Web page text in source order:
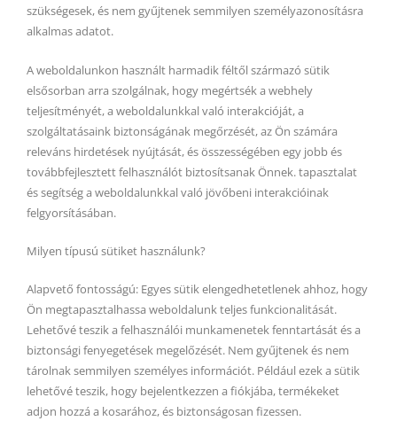
szükségesek, és nem gyűjtenek semmilyen személyazonosításra
alkalmas adatot.
A weboldalunkon használt harmadik féltől származó sütik
elsősorban arra szolgálnak, hogy megértsék a webhely
teljesítményét, a weboldalunkkal való interakcióját, a
szolgáltatásaink biztonságának megőrzését, az Ön számára
releváns hirdetések nyújtását, és összességében egy jobb és
továbbfejlesztett felhasználót biztosítsanak Önnek. tapasztalat
és segítség a weboldalunkkal való jövőbeni interakcióinak
felgyorsításában.
Milyen típusú sütiket használunk?
Alapvető fontosságú: Egyes sütik elengedhetetlenek ahhoz, hogy
Ön megtapasztalhassa weboldalunk teljes funkcionalitását.
Lehetővé teszik a felhasználói munkamenetek fenntartását és a
biztonsági fenyegetések megelőzését. Nem gyűjtenek és nem
tárolnak semmilyen személyes információt. Például ezek a sütik
lehetővé teszik, hogy bejelentkezzen a fiókjába, termékeket
adjon hozzá a kosarához, és biztonságosan fizessen.